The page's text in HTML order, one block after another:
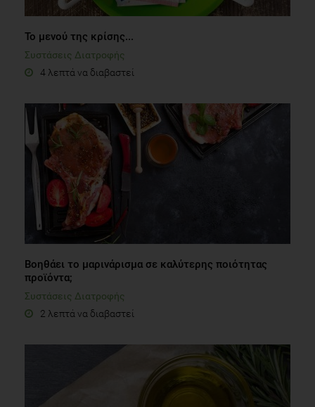
Το μενού της κρίσης...
Συστάσεις Διατροφής
4 λεπτά να διαβαστεί
Βοηθάει το μαρινάρισμα σε καλύτερης ποιότητας
προϊόντα;
Συστάσεις Διατροφής
2 λεπτά να διαβαστεί